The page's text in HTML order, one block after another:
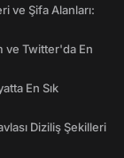
ve Şifa Alanları:
ve Twitter'da En
En Sık
Diziliş Şekilleri